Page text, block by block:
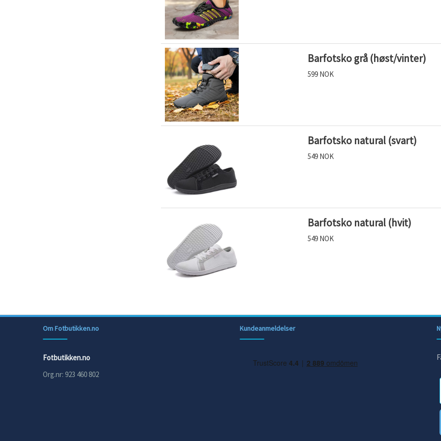
Barfotsko grå (høst/vinter)
599 NOK
Barfotsko natural (svart)
549 NOK
Barfotsko natural (hvit)
549 NOK
Om Fotbutikken.no
Fotbutikken.no
Org.nr: 923 460 802
Kundeanmeldelser